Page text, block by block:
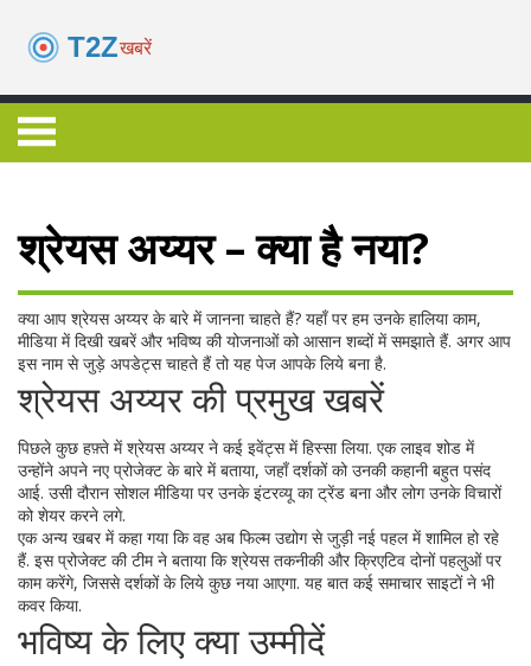
श्रेयस अय्यर – क्या है नया?
क्या आप श्रेयस अय्यर के बारे में जानना चाहते हैं? यहाँ पर हम उनके हालिया काम,
मीडिया में दिखी खबरें और भविष्य की योजनाओं को आसान शब्दों में समझाते हैं. अगर आप
इस नाम से जुड़े अपडेट्स चाहते हैं तो यह पेज आपके लिये बना है.
श्रेयस अय्यर की प्रमुख खबरें
पिछले कुछ हफ़्ते में श्रेयस अय्यर ने कई इवेंट्स में हिस्सा लिया. एक लाइव शोड में
उन्होंने अपने नए प्रोजेक्ट के बारे में बताया, जहाँ दर्शकों को उनकी कहानी बहुत पसंद
आई. उसी दौरान सोशल मीडिया पर उनके इंटरव्यू का ट्रेंड बना और लोग उनके विचारों
को शेयर करने लगे.
एक अन्य खबर में कहा गया कि वह अब फिल्म उद्योग से जुड़ी नई पहल में शामिल हो रहे
हैं. इस प्रोजेक्ट की टीम ने बताया कि श्रेयस तकनीकी और क्रिएटिव दोनों पहलुओं पर
काम करेंगे, जिससे दर्शकों के लिये कुछ नया आएगा. यह बात कई समाचार साइटों ने भी
कवर किया.
भविष्य के लिए क्या उम्मीदें